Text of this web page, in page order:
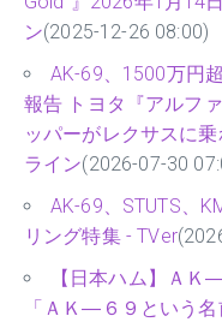
ン(2025-12-26 08:00)
AK-69、1500万円
報告 トヨタ『アルフ
ッパーがレクサスに
ライン(2026-07-30
AK-69、STUTS、
リング特集 - TVer
【日本ハム】Ａ
「ＡＫ―６９という